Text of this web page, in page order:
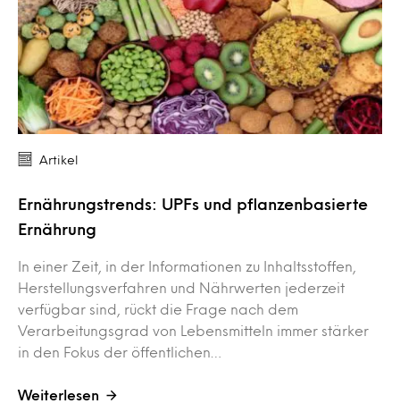
Artikel
Ernährungstrends: UPFs und pflanzenbasierte
Ernährung
In einer Zeit, in der Informationen zu Inhaltsstoffen,
Herstellungsverfahren und Nährwerten jederzeit
verfügbar sind, rückt die Frage nach dem
Verarbeitungsgrad von Lebensmitteln immer stärker
in den Fokus der öffentlichen…
Weiterlesen